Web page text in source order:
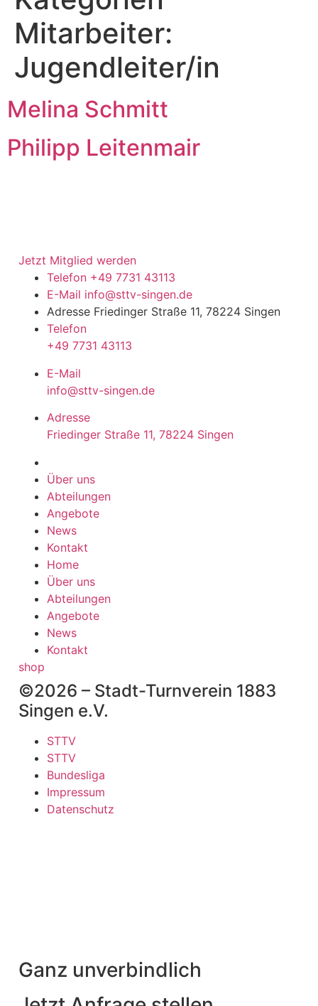
Mitarbeiter:
Jugendleiter/in
Melina Schmitt
Philipp Leitenmair
Jetzt Mitglied werden
Telefon +49 7731 43113
E-Mail info@sttv-singen.de
Adresse Friedinger Straße 11, 78224 Singen
Telefon
+49 7731 43113
E-Mail
info@sttv-singen.de
Adresse
Friedinger Straße 11, 78224 Singen
Über uns
Abteilungen
Angebote
News
Kontakt
Home
Über uns
Abteilungen
Angebote
News
Kontakt
shop
©2026 – Stadt-Turnverein 1883
Singen e.V.
STTV
STTV
Bundesliga
Impressum
Datenschutz
Ganz unverbindlich